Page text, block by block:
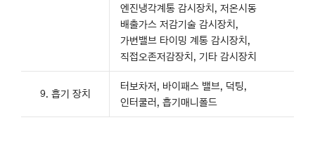
엔진냉각계통 감시장치, 저온시동
배출가스 저감기술 감시장치,
가변밸브 타이밍 계통 감시장치,
직접오존저감장치, 기타 감시장치
9. 흡기 장치
터보차저, 바이패스 밸브, 덕팅,
인터쿨러, 흡기매니폴드